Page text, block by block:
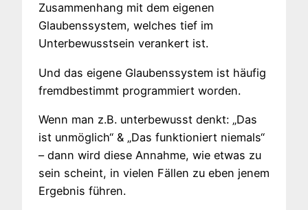
Zusammenhang mit dem eigenen
Glaubenssystem, welches tief im
Unterbewusstsein verankert ist.
Und das eigene Glaubenssystem ist häufig
fremdbestimmt programmiert worden.
Wenn man z.B. unterbewusst denkt: „Das
ist unmöglich“ & „Das funktioniert niemals“
– dann wird diese Annahme, wie etwas zu
sein scheint, in vielen Fällen zu eben jenem
Ergebnis führen.